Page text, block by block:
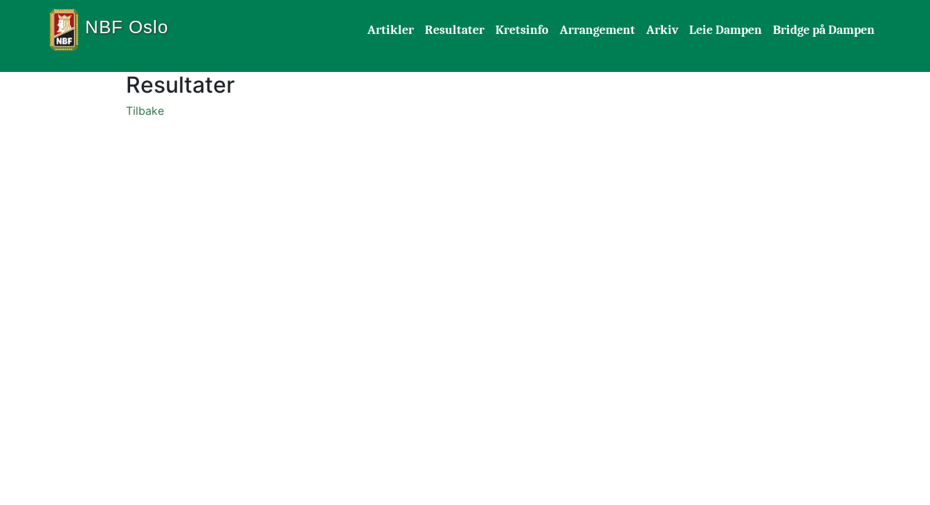
NBF Oslo Artikler Resultater Kretsinfo Arrangement Arkiv Leie Dampen Bridge på Dampen
Resultater
Tilbake